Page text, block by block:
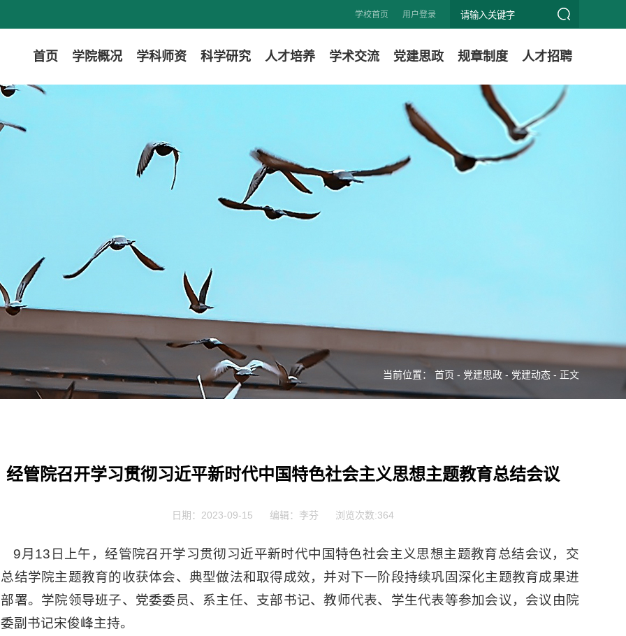
学校首页 用户登录
首页 学院概况 学科师资 科学研究 人才培养 学术交流 党建思政 规章制度 人才招聘
当前位置： 首页 - 党建思政- 党建动态- 正文
经管院召开学习贯彻习近平新时代中国特色社会主义思想主题教育总结会议
日期：2023-09-15 编辑：李芬 浏览次数:364
9月13日上午，经管院召开学习贯彻习近平新时代中国特色社会主义思想主题教育总结会议，交
结学院主题教育的收获体会、典型做法和取得成效，并对下一阶段持续巩固深化主题教育成果进
署。学院领导班子、党委委员、系主任、支部书记、教师代表、学生代表等参加会议，会议由院
副书记宋俊峰主持。